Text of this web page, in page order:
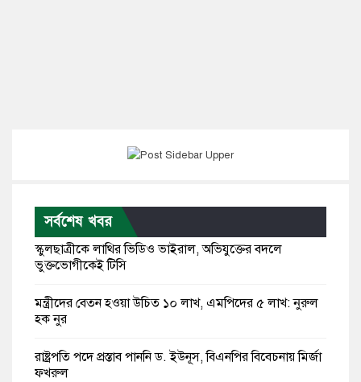
সর্বশেষ খবর
স্কুলছাত্রীকে লাথির ভিডিও ভাইরাল, অভিযুক্তের বদলে
ভুক্তভোগীকেই টিসি
মন্ত্রীদের বেতন হওয়া উচিত ১০ লাখ, এমপিদের ৫ লাখ: নুরুল
হক নুর
রাষ্ট্রপতি পদে প্রস্তাব পাননি ড. ইউনূস, বিএনপির বিবেচনায় মির্জা
ফখরুল